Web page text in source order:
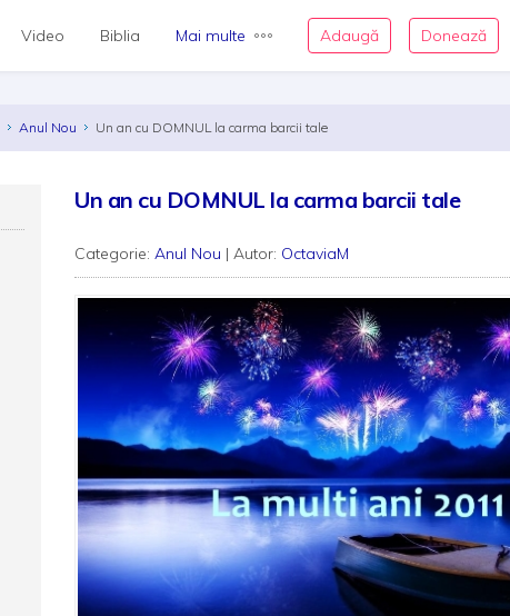
Video Biblia Mai multe Adaugă Donează
Anul Nou Un an cu DOMNUL la carma barcii tale
Un an cu DOMNUL la carma barcii tale
Categorie:Anul Nou | Autor: OctaviaM